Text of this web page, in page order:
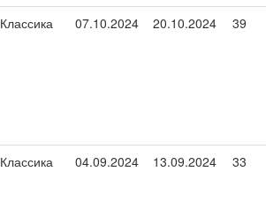
Классика 07.10.2024 20.10.2024 39
Классика 04.09.2024 13.09.2024 33